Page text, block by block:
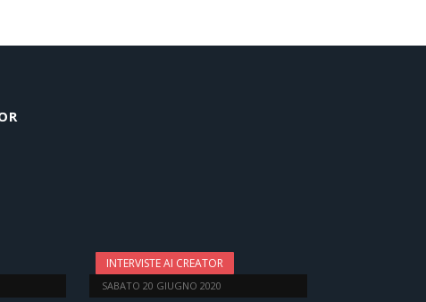
INTERVISTE AI CREATOR
SABATO 20 GIUGNO 2020